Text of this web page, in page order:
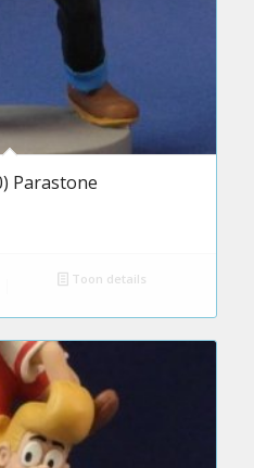
Parastone
Toon details